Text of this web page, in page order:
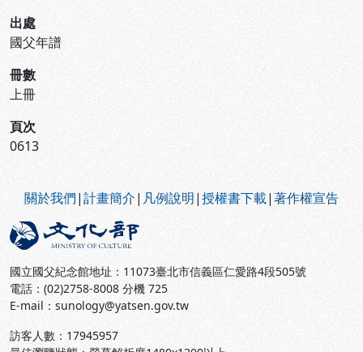
出處
國父年譜
冊數
上冊
頁次
0613
關於我們|計畫簡介| 凡例說明|授權書下載|著作權宣告
國立國父紀念館地址：11073臺北市信義區仁愛路4段505號
電話：(02)2758-8008 分機 725
E-mail：sunology@yatsen.gov.tw
訪客人數： 17945957